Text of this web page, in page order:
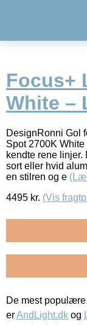
Focus+
White –
DesignRonni Gol
Spot 2700K
kendte rene linjer.
sort eller hvid
en stilren og e
4495 kr. (Vis
De mest
erAndLight.dk og